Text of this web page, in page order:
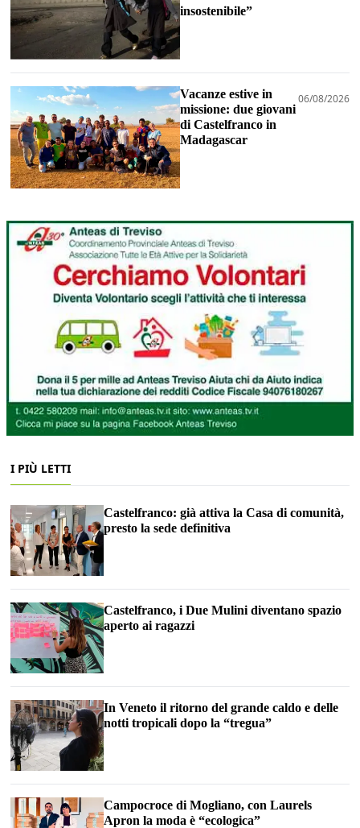
insostenibile”
Vacanze estive in
missione: due giovani
di Castelfranco in
Madagascar
06/08/2026
I PIÙ LETTI
Castelfranco: già attiva la Casa di comunità,
presto la sede definitiva
Castelfranco, i Due Mulini diventano spazio
aperto ai ragazzi
In Veneto il ritorno del grande caldo e delle
notti tropicali dopo la “tregua”
Campocroce di Mogliano, con Laurels
Apron la moda è “ecologica”